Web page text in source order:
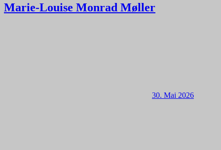
Marie-Louise Monrad Møller
30. Mai 2026